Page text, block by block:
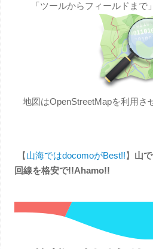
「ツールからフィールドまで
地図はOpenStreetMapを利用さ
【山海ではdocomoがBest!!】 山
回線を格安で!!Ahamo!!